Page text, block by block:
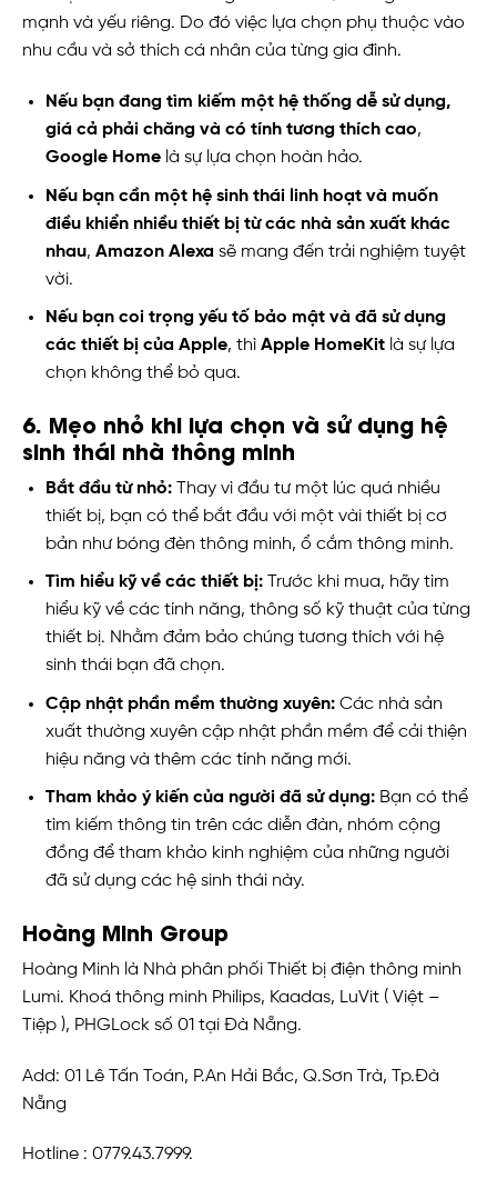
mạnh và yếu riêng. Do đó việc lựa chọn phụ thuộc vào
nhu cầu và sở thích cá nhân của từng gia đình.
Nếu bạn đang tìm kiếm một hệ thống dễ sử dụng,
giá cả phải chăng và có tính tương thích cao,
Google Homelà sự lựa chọn hoàn hảo.
Nếu bạn cần một hệ sinh thái linh hoạt và muốn
điều khiển nhiều thiết bị từ các nhà sản xuất khác
nhau, Amazon Alexasẽ mang đến trải nghiệm tuyệt
vời.
Nếu bạn coi trọng yếu tố bảo mật và đã sử dụng
các thiết bị của Apple, thì Apple HomeKitlà sự lựa
chọn không thể bỏ qua.
6. Mẹo nhỏ khi lựa chọn và sử dụng hệ
sinh thái nhà thông minh
Bắt đầu từ nhỏ:Thay vì đầu tư một lúc quá nhiều
thiết bị, bạn có thể bắt đầu với một vài thiết bị cơ
bản như bóng đèn thông minh, ổ cắm thông minh.
Tìm hiểu kỹ về các thiết bị:Trước khi mua, hãy tìm
hiểu kỹ về các tính năng, thông số kỹ thuật của từng
thiết bị. Nhằm đảm bảo chúng tương thích với hệ
sinh thái bạn đã chọn.
Cập nhật phần mềm thường xuyên:Các nhà sản
xuất thường xuyên cập nhật phần mềm để cải thiện
hiệu năng và thêm các tính năng mới.
Tham khảo ý kiến của người đã sử dụng:Bạn có thể
tìm kiếm thông tin trên các diễn đàn, nhóm cộng
đồng để tham khảo kinh nghiệm của những người
đã sử dụng các hệ sinh thái này.
Hoàng Minh Group
Hoàng Minh là Nhà phân phối Thiết bị điện thông minh
Lumi. Khoá thông minh Philips, Kaadas, LuVit ( Việt –
Tiệp ), PHGLock số 01 tại Đà Nẵng.
Add: 01 Lê Tấn Toán, P.An Hải Bắc, Q.Sơn Trà, Tp.Đà
Nẵng
Hotline : 0779.43.7999.